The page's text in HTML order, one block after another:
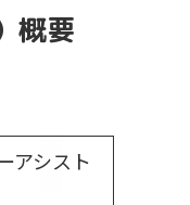
概要
アシスト